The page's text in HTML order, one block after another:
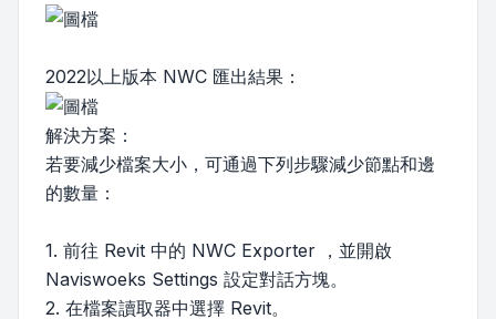
2022以上版本 NWC 匯出結果：
解決方案：
若要減少檔案大小，可通過下列步驟減少節點和邊
的數量：
1. 前往 Revit 中的 NWC Exporter ，並開啟
Naviswoeks Settings 設定對話方塊。
2. 在檔案讀取器中選擇 Revit。